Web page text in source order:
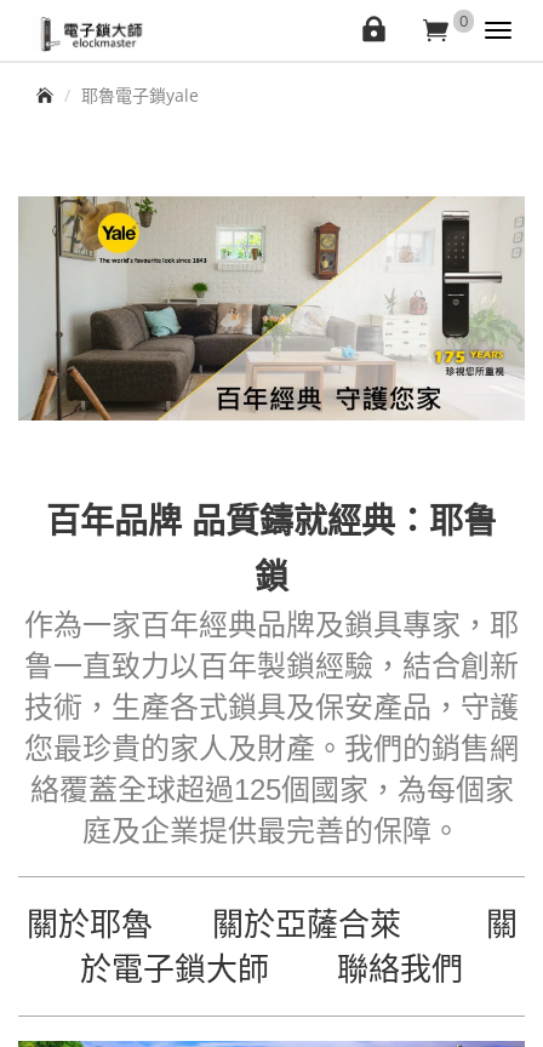
elockmaster
購 0
會
首頁 耶魯電子鎖yale
百年品牌 品質鑄就經典：耶鲁
鎖
作為一家百年經典品牌及鎖具專家，耶
鲁一直致力以百年製鎖經驗，結合創新
技術，生產各式鎖具及保安產品，守護
您最珍貴的家人及財產。我們的銷售網
絡覆蓋全球超過125個國家，為每個家
庭及企業提供最完善的保障。
關於耶魯 關於亞薩合萊
關
於電子鎖大師
聯絡我們